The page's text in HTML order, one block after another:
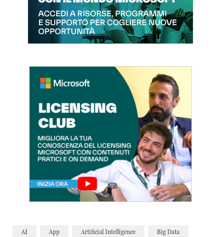
AI App Artificial Intelligence Big Data